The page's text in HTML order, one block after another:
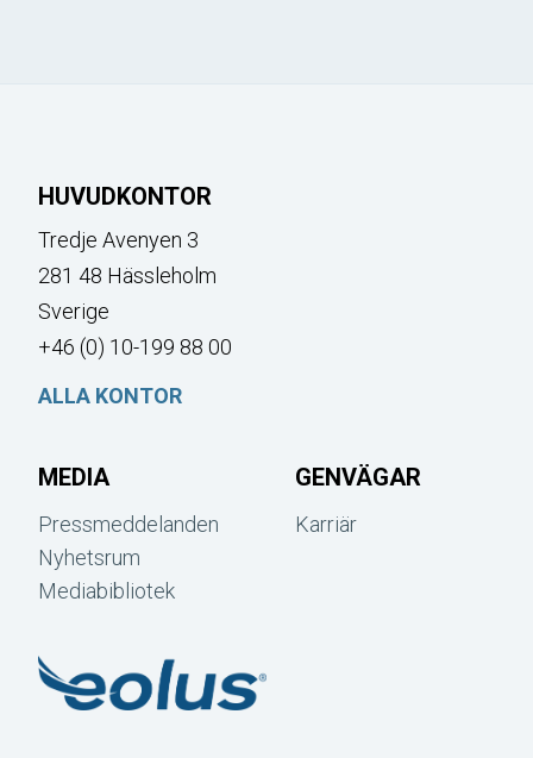
HUVUDKONTOR
Tredje Avenyen 3
281 48 Hässleholm
Sverige
+46 (0) 10-199 88 00
ALLA KONTOR
MEDIA
Pressmeddelanden
Nyhetsrum
Mediabibliotek
GENVÄGAR
Karriär